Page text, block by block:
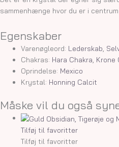
sammenhænge hvor du er i
Egenskaber
Varenøgleord: Lederskab
Chakras: Hara Chakra Krone
Oprindelse: Mexico
Krystal: Honning Calcit
Måske vil du også
Tilføj til favoritter
Tilføj til favoritter